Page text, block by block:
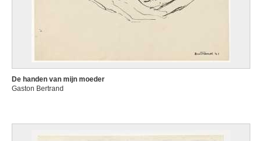
De handen van mijn moeder
Gaston Bertrand